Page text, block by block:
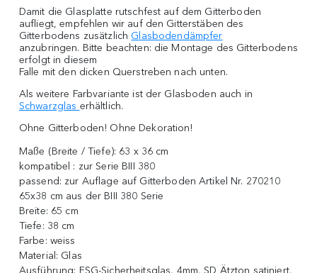
Damit die Glasplatte rutschfest auf dem Gitterboden
aufliegt, empfehlen wir auf den Gitterstäben des
Gitterbodens zusätzlich Glasbodendämpfer
anzubringen. Bitte beachten: die Montage des Gitterbodens
erfolgt in diesem
Falle mit den dicken Querstreben nach unten.
Als weitere Farbvariante ist der Glasboden auch in
Schwarzglas erhältlich.
Ohne Gitterboden! Ohne Dekoration!
Maße (Breite / Tiefe): 63 x 36 cm
kompatibel : zur Serie BIII 380
passend: zur Auflage auf Gitterboden Artikel Nr. 270210
65x38 cm aus der BIII 380 Serie
Breite: 65 cm
Tiefe: 38 cm
Farbe: weiss
Material: Glas
Ausführung: ESG-Sicherheitsglas, 4mm, SD Ätzton satiniert,